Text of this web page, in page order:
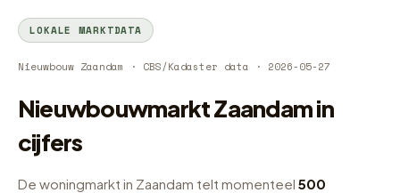
LOKALE MARKTDATA
Nieuwbouw Zaandam · CBS/Kadaster data · 2026-05-27
Nieuwbouwmarkt Zaandam in
cijfers
De woningmarkt in Zaandam telt momenteel 500